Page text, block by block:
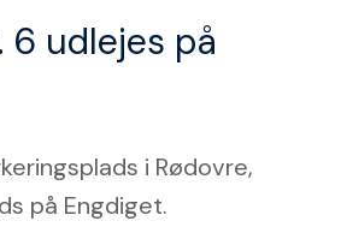
6 udlejes på
i Rødovre,
på Engdiget.